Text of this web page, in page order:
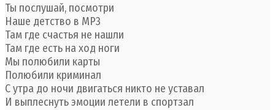
Ты послушай, посмотри
Наше детство в MP3
Там где счастья не нашли
Там где есть на ход ноги
Мы полюбили карты
Полюбили криминал
С утра до ночи двигаться никто не уставал
И выплеснуть эмоции летели в спортзал